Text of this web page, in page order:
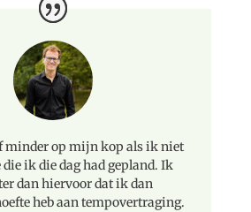
minder op mijn kop als ik niet
die ik die dag had gepland. Ik
dan hiervoor dat ik dan
heb aan tempovertraging.